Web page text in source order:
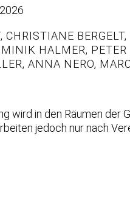
, CHRISTIANE BERGELT,
HALMER,
, ANNA NERO,
wird in den Räumen der
jedoch nur nach